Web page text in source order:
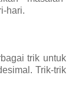
hari.
trik untuk
Trik-trik